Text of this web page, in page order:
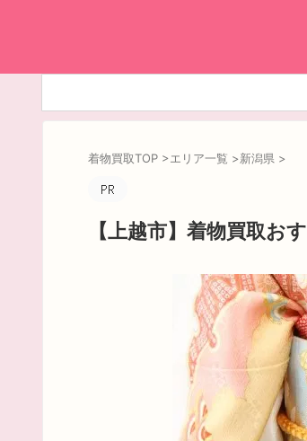
着物買取TOP >エリア一覧 >新潟県 >
【上越市】着物買取お